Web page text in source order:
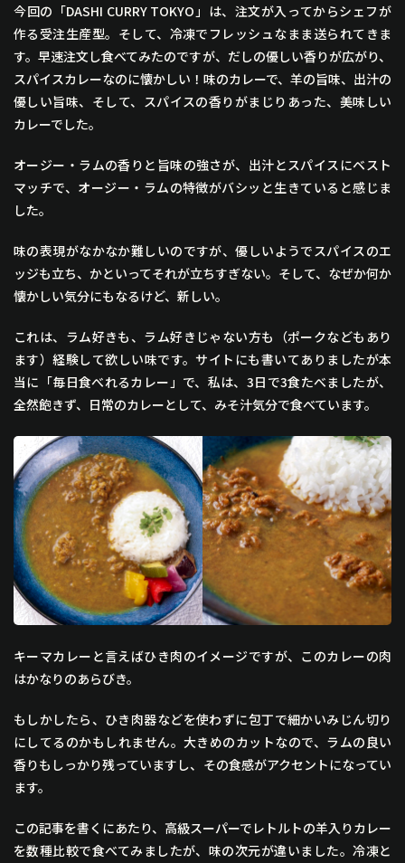
今回の「DASHI CURRY TOKYO」は、注文が入ってからシェフが
作る受注生産型。そして、冷凍でフレッシュなまま送られてきま
す。早速注文し食べてみたのですが、だしの優しい香りが広がり、
スパイスカレーなのに懐かしい！味のカレーで、羊の旨味、出汁の
優しい旨味、そして、スパイスの香りがまじりあった、美味しい
カレーでした。
オージー・ラムの香りと旨味の強さが、出汁とスパイスにベスト
マッチで、オージー・ラムの特徴がバシッと生きていると感じま
した。
味の表現がなかなか難しいのですが、優しいようでスパイスのエ
ッジも立ち、かといってそれが立ちすぎない。そして、なぜか何か
懐かしい気分にもなるけど、新しい。
これは、ラム好きも、ラム好きじゃない方も（ポークなどもあり
ます）経験して欲しい味です。サイトにも書いてありましたが本
当に「毎日食べれるカレー」で、私は、3日で3食たべましたが、
全然飽きず、日常のカレーとして、みそ汁気分で食べています。
キーマカレーと言えばひき肉のイメージですが、このカレーの肉
はかなりのあらびき。
もしかしたら、ひき肉器などを使わずに包丁で細かいみじん切り
にしてるのかもしれません。大きめのカットなので、ラムの良い
香りもしっかり残っていますし、その食感がアクセントになってい
ます。
この記事を書くにあたり、高級スーパーでレトルトの羊入りカレー
を数種比較で食べてみましたが、味の次元が違いました。冷凍と